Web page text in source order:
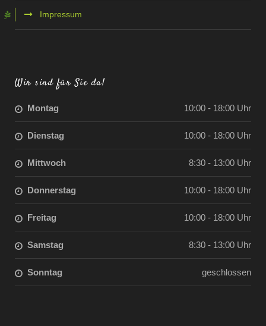
Impressum
Wir sind für Sie da!
Montag 10:00 - 18:00 Uhr
Dienstag 10:00 - 18:00 Uhr
Mittwoch 8:30 - 13:00 Uhr
Donnerstag 10:00 - 18:00 Uhr
Freitag 10:00 - 18:00 Uhr
Samstag 8:30 - 13:00 Uhr
Sonntag geschlossen